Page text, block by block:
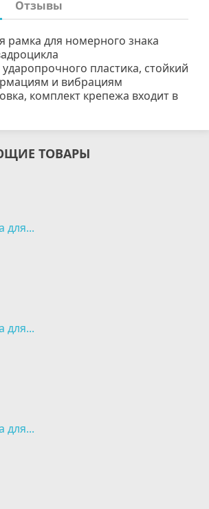
Отзывы
рамка для номерного знака
пластика, стойкий
и вибрациям
комплект крепежа входит в
ТОВАРЫ
для...
для...
для...